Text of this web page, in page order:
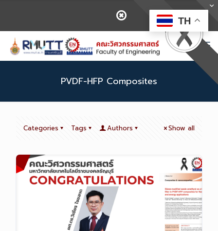
PVDF-HFP Composites
Categories Tags Authors Show all
TH